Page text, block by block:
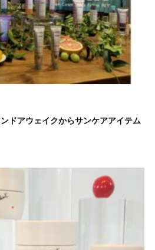
ドアウェイクからサンケアアイテム